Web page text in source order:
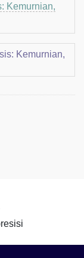
Kemurnian,
Kemurnian,